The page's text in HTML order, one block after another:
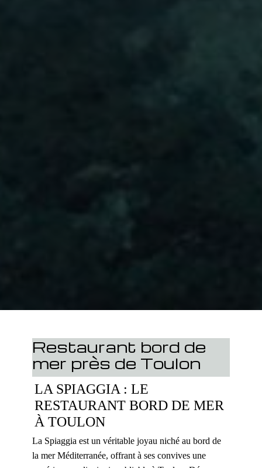
Restaurant bord de
mer près de Toulon
LA SPIAGGIA : LE
RESTAURANT BORD DE MER
À TOULON
La Spiaggia est un véritable joyau niché au bord de
la mer Méditerranée, offrant à ses convives une